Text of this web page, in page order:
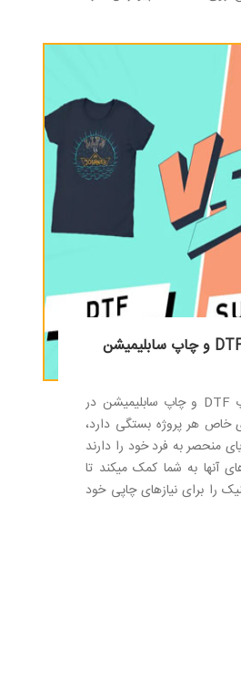
انتخاب بین چاپ DTF و چاپ سابلیمیشن در
خاص هر پروژه بستگی دارد،
منحصر به فرد خود را دارند
آنها به شما کمک میکند تا
را برای نیازهای چاپی خود